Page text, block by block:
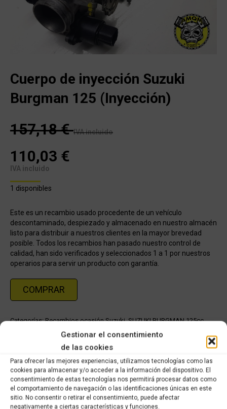
Gestionar el consentimiento
de las cookies
Para ofrecer las mejores experiencias, utilizamos tecnologías como las
cookies para almacenar y/o acceder a la información del dispositivo. El
consentimiento de estas tecnologías nos permitirá procesar datos como
el comportamiento de navegación o las identificaciones únicas en este
sitio. No consentir o retirar el consentimiento, puede afectar
negativamente a ciertas características y funciones.
Cuerpo de inyección Suzuki
Burgman 125 (Inyección)
157,18€ IVA incluido
110,03 €
IVA incluido
1 disponibles
Este es un recambio usado procedente de un vehículo
descontaminado, despiezado y almacenado en nuestro almacén
listo para distribuir a nuestros clientes en la mayor brevedad
posible. Todos los recambios han pasado nuestro control de
calidad, han sido verificados y seleccionados 1 a 1 por nuestros
operarios para servir un producto con garantía.
COMPRAR
Categorías:Recambios ocasión Suzuki,SUZUKI BURGMAN 125cc
Share this product
Share
on
Share
on
Share
on
Share
on